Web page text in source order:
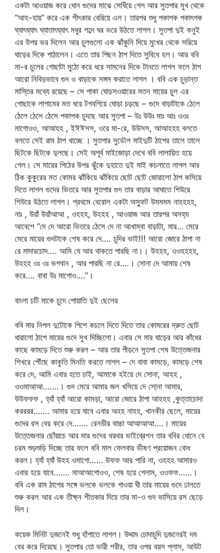
একটা আওয়াজ করে ধোন গুদের মাঝে সেধিঁয়ে গেল আর সুতপার মুখ থেকে
“আহ-হায়” করে এক শীৎকার বেরিয়ে এল। তারপর শুধু পকাপক পকাৎপক
ঘ্যাৎঘ্যাৎ ঘ্যাতাৎঘ্যাৎ মধুর শব্দে ঘর ভরে উঠতে লাগল। সুতপা দুই কনুই
এর উপর ভর দিলেন আর চুলগুলো এক ঝাঁকুনি দিয়ে মুখের থেকে সরিয়ে
ঘাড়ের দিকে পাঠালেন। এতে তার পিছন ঠাপ দিতে সুবিধে হল। আর ববি
মা-র চুলের গোছাটা মুঠো করে ধরে সামনের দিকে টানতে লাগল ফলে ঠাপ
আরো নিবিড়ভাবে গুদ ও বাড়াকে সঙ্গম করাতে লাগল । ববি এক চুড়ান্ত
মাস্তির মধ্যে রয়েছে – সে পাকা ঘোড়সওয়ারের মতন মায়ের চুল এর
গোছাকে লাগামের মত ধরে টগবগিয়ে ঘোড়া চড়ছে – গুদে বাড়াটাকে ঠেলে
ঠেলে ঠেসে ঠেসে পকাপক চুদছে আর সুতপা – উঃ উউঃ মাঃ আঃ ওওঃ
মাগোওও, আআহহ , ইঈঈসস, ওরে মা-রে, উউসস, আআহহহ বলতে
বলতে সেই রাম ঠাপ খাচ্ছে । সুতপার সুডৌল মাইদুটি ঠাপের তালে তালে
ছিটকে ছিটকে দুলছে। সেই অপূর্ব মাইজোড়া দেখে ববি লালায়িত হয়ে
গেল। সে মায়ের পিঠের উপর ঝুঁকে দুহাতে দুই মাই কচলাতে লাগল আর
ঠিক কুকুরের মত কোমর ঝাঁকিয়ে ঝাঁকিয়ে ছোট ছোট জোরালো ঠাপ কসিয়ে
দিতে লাগল গুদের ভিতরে আর সুতপার গুদ তার বাড়ার আঘাতে শিউরে
শিউরে উঠতে লাগল। প্রথমে বেরোল একটা অস্ফুট উমমমম নাহহহহ,
নাঃ , উয়াঁ উয়াঁআআ , ওহহহ, উহহহ , আওয়াজ আর তারপর অসহ্য
আবেশে “দে দে আরো ভিতরে ঠেসে দে না আখাম্বা বাড়াটা, মার… মেরে
মেরে মায়ের গুদটাকে শেষ করে দে…. চুদির ভাই!!! আরো জোরে ঠাপা না
রে মাদারচোদ…. আমি যে আর থাকতে পারছি না।। উহহহ, ওওহহহহ,
উহহহ ওঃ ওঃ ভগবান , আর পারছি না রে….। সোনা দে আমায় শেষ
করে…. বাবা উঃ মাগোও….”।
বাংলা চটি মাকে চুদে পোয়াতি দুই ছেলের
ববি মার নিপল দুটোকে পিশে কচলে দিতে দিতে তার কোমরের দ্রুত ছোট
ধারালো ঠাপে মায়ের গুদে সুখ দিচ্ছিলো। এবার সে মার ঘাড়ের আর কাঁধের
কাছে কামড়ে দিতে শুরু করল – আর তার পীড়নে সুতপা শেষ উত্তেজনার
শিখরে পৌঁছে কাকুতি মিনতি করতে লাগল – দে বাবা কামড়ে, কামড়ে শেষ
করে দে, আমি এবার হতে চাই, আমাকে হইয়ে দে সোনা, আহহ ,
ওওমাআআ…….। গুদ মেরে আমার জল খসিয়ে দে সো্না আমার,
উউফফফ , হ্যাঁ হ্যাঁ আরো কামড়া, আরো জোরে ঠাপা আহহহ ,কুত্তাচোদা
করররর……. আমার হয়ে যাবে এবার অহহ নাহহ, খানকীর ছেলে, মায়ের
গুদের রস বের করে দে……. রেনডীর বাচ্চা আআআআ….। মায়ের
উত্তেজনার ছোঁয়াচে আর মার গুদের থরথর ভাইব্রেশন তার ববির ধোনে যে
চরম শুড়শুড়ি দিচ্ছে তার ফলে ববি মাল ফেলবার ভীষণ প্রয়োজন বোধ
করল। হ্যাঁ হ্যাঁ উহহ ওমাগো…… উফফ আর পারি না, ওহহহ আমারও
এবার হয়ে যাবে……. মাআআগোওও, শেষ হয়ে গেলাম, ওওফফ……।
ববি এক রাম ঠাপের সঙ্গে ভলকে ভলকে গাওয়া ঘী তার মায়ের গুদে ঢালতে
শুরু করল আর এক তীক্ষ্ন শীতকার দিয়ে তার মা-ও গুদ ভাসিয়ে রস ছেড়ে
দিল।
কয়েক মিনিট দুজনেই শুধু হাঁপাতে লাগল। উদ্দাম চোদাচুদি দুজনেরই দম
বের করে দিয়েছে। সুতপার তো ভারী শরীর, তার ওপর বয়স প্লাস, আউট